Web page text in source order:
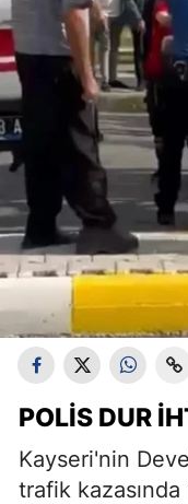
POLIS DUR
Kayseri'nin
trafik kazasında